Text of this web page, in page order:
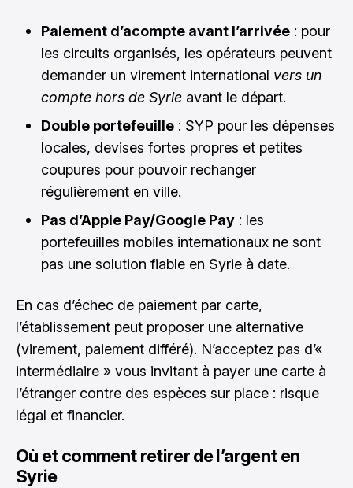
Paiement d’acompte avant l’arrivée : pour
les circuits organisés, les opérateurs peuvent
demander un virement international vers un
compte hors de Syrie avant le départ.
Double portefeuille : SYP pour les dépenses
locales, devises fortes propres et petites
coupures pour pouvoir rechanger
régulièrement en ville.
Pas d’Apple Pay/Google Pay : les
portefeuilles mobiles internationaux ne sont
pas une solution fiable en Syrie à date.
En cas d’échec de paiement par carte,
l’établissement peut proposer une alternative
(virement, paiement différé). N’acceptez pas d’«
intermédiaire » vous invitant à payer une carte à
l’étranger contre des espèces sur place : risque
légal et financier.
Où et comment retirer de l’argent en
Syrie